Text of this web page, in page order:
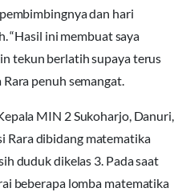
dan hari
“Hasil ini membuat saya
tekun berlatih supaya terus
penuh semangat.
MIN 2 Sukoharjo, Danuri,
Rara dibidang matematika
duduk dikelas 3. Pada saat
beberapa lomba matematika